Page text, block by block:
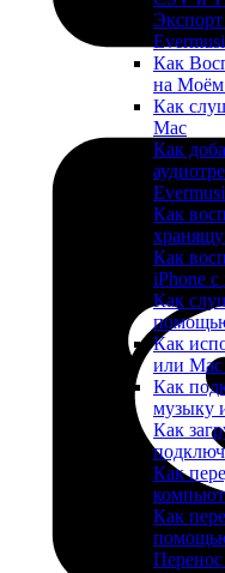
Как
на Моём
Как
Mac
Как
Как
Как
iPhone
Как
Как
или Mac
Как
музыку
Как
Как
Как